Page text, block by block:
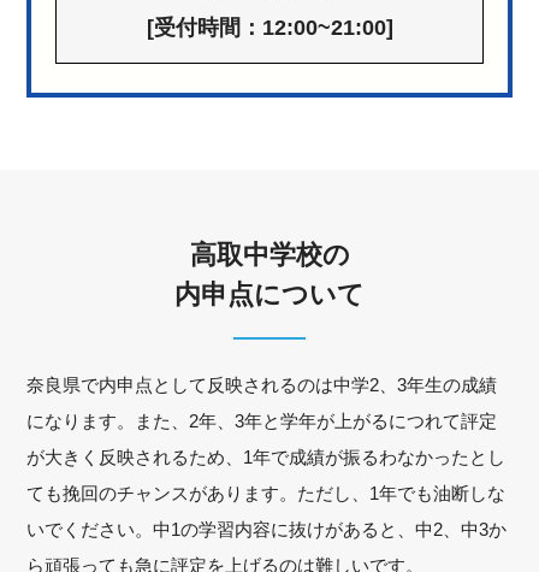
[受付時間：12:00~21:00]
高取中学校の
内申点について
奈良県で内申点として反映されるのは中学2、3年生の成績
になります。また、2年、3年と学年が上がるにつれて評定
が大きく反映されるため、1年で成績が振るわなかったとし
ても挽回のチャンスがあります。ただし、1年でも油断しな
いでください。中1の学習内容に抜けがあると、中2、中3か
ら頑張っても急に評定を上げるのは難しいです。